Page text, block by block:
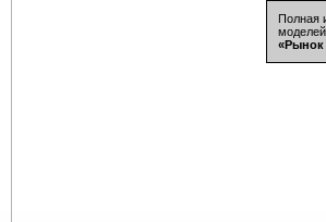
Полная
«Рынок